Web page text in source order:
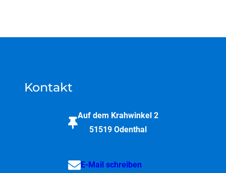
Kontakt
Auf dem Krahwinkel 2
51519 Odenthal
E-Mail schreiben